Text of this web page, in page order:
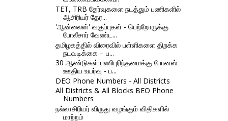
TET, TRB தேர்வுகளை நடத்தும் பணிகளில்
ஆசிரியர் தேர...
'ஆன்லைன்' வகுப்புகள் - பெற்றோருக்கு
போலீசார் வேண்ட...
தமிழகத்தில் விரைவில் பள்ளிகளை திறக்க
நடவடிக்கை – ப...
30 ஆண்டுகள் பணிபுரிந்தமைக்கு போனஸ்
ஊதிய உயர்வு - ப...
DEO Phone Numbers - All Districts
All Districts & All Blocks BEO Phone
Numbers
நல்லாசிரியர் விருது வழங்கும் விதிகளில்
மாற்றம்